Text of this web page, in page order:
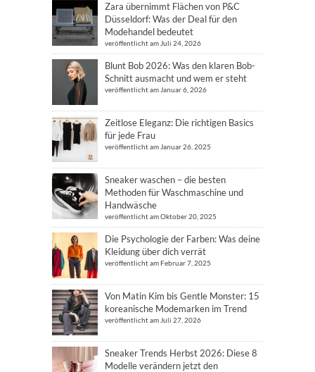
Zara übernimmt Flächen von P&C
Düsseldorf: Was der Deal für den
Modehandel bedeutet
veröffentlicht am Juli 24, 2026
Blunt Bob 2026: Was den klaren Bob-
Schnitt ausmacht und wem er steht
veröffentlicht am Januar 6, 2026
Zeitlose Eleganz: Die richtigen Basics
für jede Frau
veröffentlicht am Januar 26, 2025
Sneaker waschen – die besten
Methoden für Waschmaschine und
Handwäsche
veröffentlicht am Oktober 20, 2025
Die Psychologie der Farben: Was deine
Kleidung über dich verrät
veröffentlicht am Februar 7, 2025
Von Matin Kim bis Gentle Monster: 15
koreanische Modemarken im Trend
veröffentlicht am Juli 27, 2026
Sneaker Trends Herbst 2026: Diese 8
Modelle verändern jetzt den